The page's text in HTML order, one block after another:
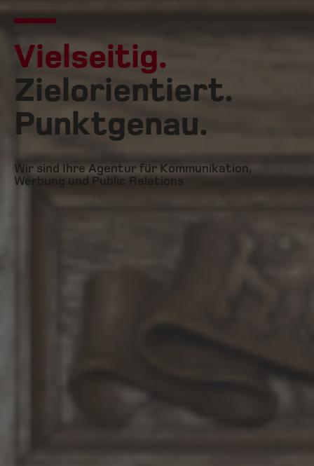
Vielseitig.
Zielorientiert.
Punktgenau.
Wir sind Ihre Agentur für Kommunikation,
Werbung und Public Relations